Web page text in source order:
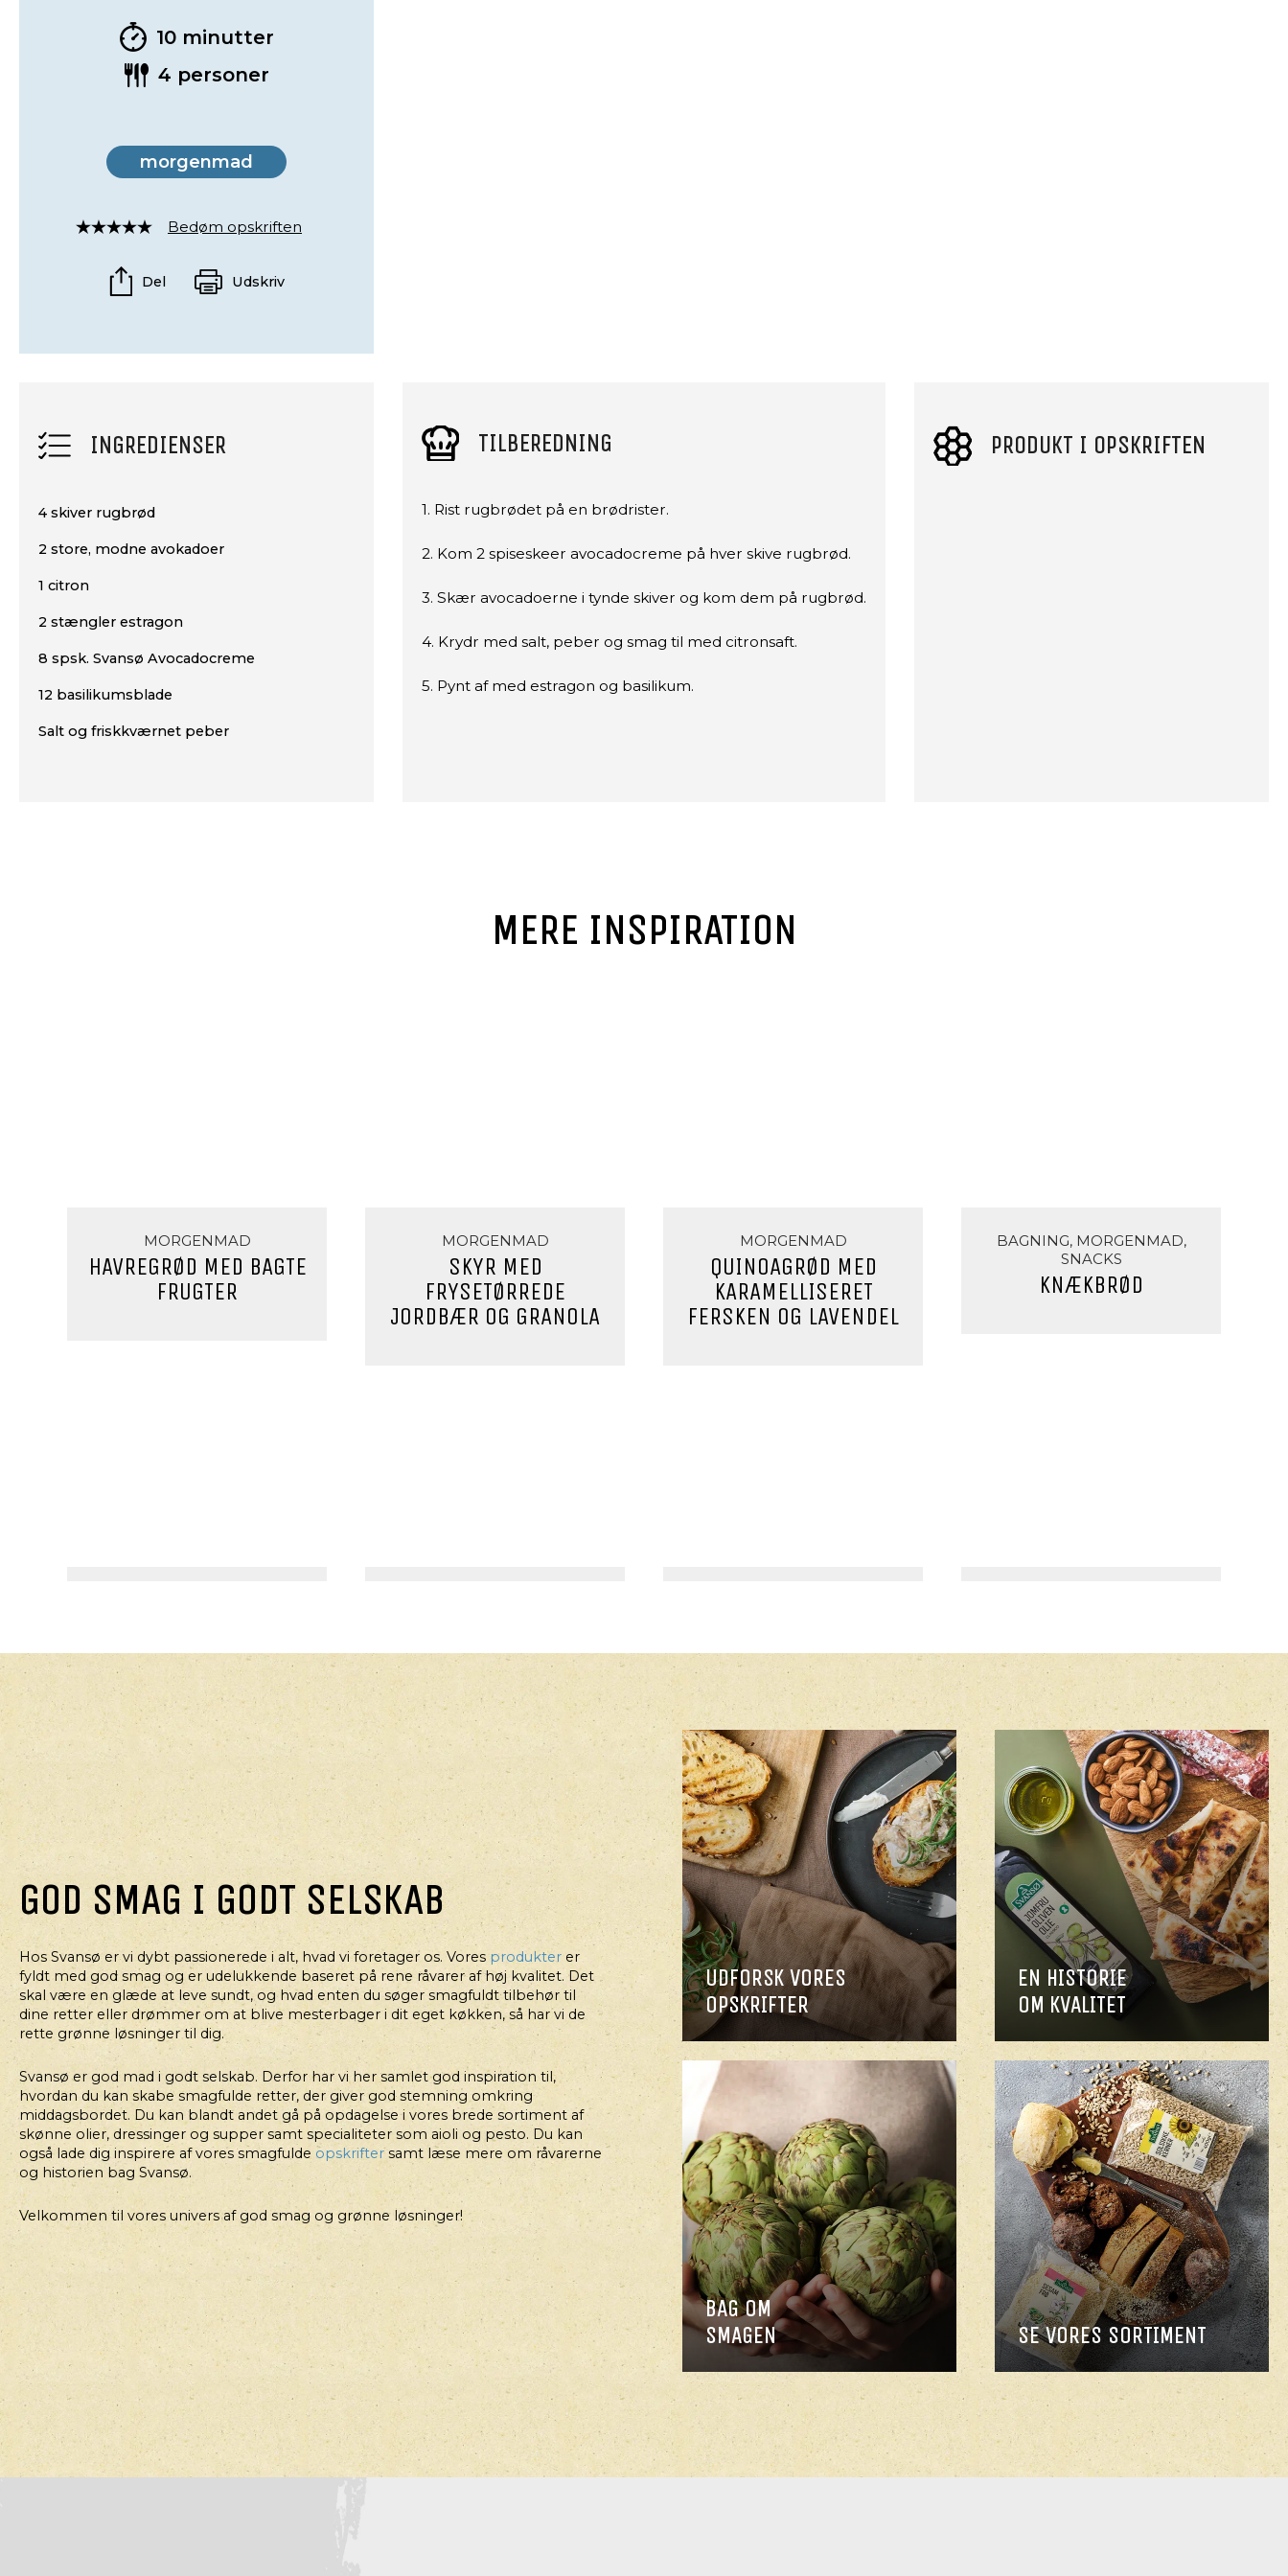
10 minutter
4 personer
morgenmad
Rated
out
of
Bedøm opskriften
Del Udskriv
INGREDIENSER
4 skiver rugbrød
2 store, modne avokadoer
1 citron
2 stængler estragon
8 spsk. Svansø Avocadocreme
12 basilikumsblade
Salt og friskkværnet peber
TILBEREDNING
1. Rist rugbrødet på en brødrister.
2. Kom 2 spiseskeer avocadocreme på hver skive rugbrød.
3. Skær avocadoerne i tynde skiver og kom dem på rugbrød.
4. Krydr med salt, peber og smag til med citronsaft.
5. Pynt af med estragon og basilikum.
PRODUKT I OPSKRIFTEN
MERE INSPIRATION
MORGENMAD
HAVREGRØD MED BAGTE
FRUGTER
MORGENMAD
SKYR MED
FRYSETØRREDE
JORDBÆR OG GRANOLA
MORGENMAD
QUINOAGRØD MED
KARAMELLISERET
FERSKEN OG LAVENDEL
BAGNING, MORGENMAD,
SNACKS
KNÆKBRØD
AVOCADO
OG
HASSELNØDDEFLAGER
MORGENMAD
CHIAGRØD MED
BLÅBÆRKOMPOT
MORGENMAD
NØDDEBRØD
GOD SMAG I GODT SELSKAB
Hos Svansø er vi dybt passionerede i alt, hvad vi foretager os. Vores produkter er
fyldt med god smag og er udelukkende baseret på rene råvarer af høj kvalitet. Det
skal være en glæde at leve sundt, og hvad enten du søger smagfuldt tilbehør til
dine retter eller drømmer om at blive mesterbager i dit eget køkken, så har vi de
rette grønne løsninger til dig.
Svansø er god mad i godt selskab. Derfor har vi her samlet god inspiration til,
hvordan du kan skabe smagfulde retter, der giver god stemning omkring
middagsbordet. Du kan blandt andet gå på opdagelse i vores brede sortiment af
skønne olier, dressinger og supper samt specialiteter som aioli og pesto. Du kan
også lade dig inspirere af vores smagfulde opskriftersamt læse mere om råvarerne
og historien bag Svansø.
Velkommen til vores univers af god smag og grønne løsninger!
UDFORSK VORES
OPSKRIFTER
EN HISTORIE
OM KVALITET
BAG OM
SMAGEN
SE VORES SORTIMENT